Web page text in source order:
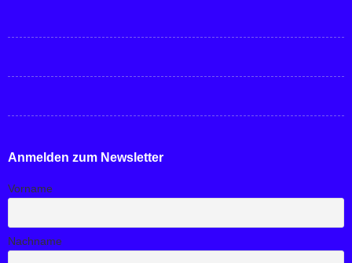
Anmelden zum Newsletter
Vorname
Nachname